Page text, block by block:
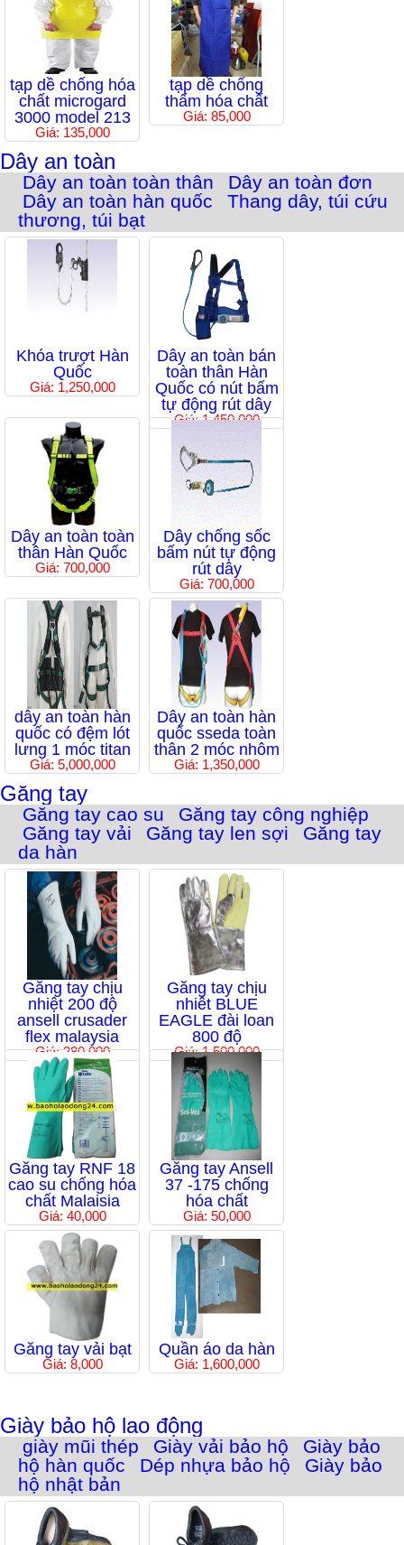
tạp dề chống hóa
chất microgard
3000 model 213
Giá: 135,000
tạp dề chống
thấm hóa chất
Giá: 85,000
Dây an toàn
Dây an toàn toàn thân
Dây an toàn đơn
Dây an toàn hàn quốc
Thang dây, túi cứu
thương, túi bạt
Khóa trượt Hàn
Quốc
Giá: 1,250,000
Dây an toàn bán
toàn thân Hàn
Quốc có nút bấm
tự động rút dây
Giá: 1,450,000
Dây an toàn toàn
thân Hàn Quốc
Giá: 700,000
Dây chống sốc
bấm nút tự động
rút dây
Giá: 700,000
dây an toàn hàn
quốc có đệm lót
lưng 1 móc titan
Giá: 5,000,000
Dây an toàn hàn
quốc sseda toàn
thân 2 móc nhôm
Giá: 1,350,000
Găng tay
Găng tay cao su
Găng tay công nghiệp
Găng tay vải
Găng tay len sợi
Găng tay
da hàn
Găng tay chịu
nhiệt 200 độ
ansell crusader
flex malaysia
Giá: 280,000
Găng tay chịu
nhiêt BLUE
EAGLE đài loan
800 độ
Giá: 1,500,000
Găng tay RNF 18
cao su chống hóa
chất Malaisia
Giá: 40,000
Găng tay Ansell
37 -175 chống
hóa chất
Giá: 50,000
Găng tay vải bạt
Giá: 8,000
Quần áo da hàn
Giá: 1,600,000
Giày bảo hộ lao động
giày mũi thép Giày vải bảo hộ
Giày bảo
hộ hàn quốc
Dép nhựa bảo hộ
Giày bảo
hộ nhật bản